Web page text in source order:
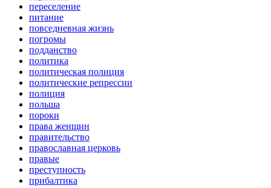
переселение
питание
повседневная жизнь
погромы
подданство
политика
политическая полиция
политические репрессии
полиция
польша
пороки
права женщин
правительство
православная церковь
правые
преступность
прибалтика